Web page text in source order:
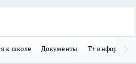
к школе Документы Т+